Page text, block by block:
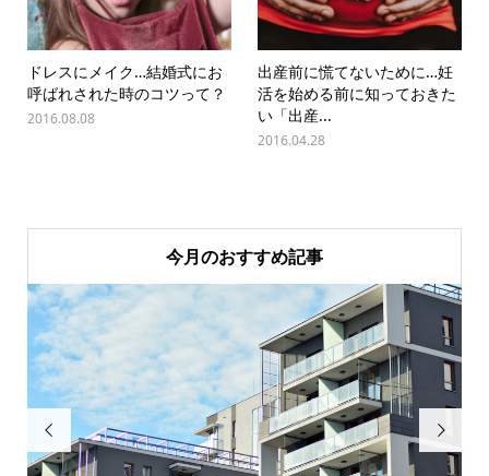
ドレスにメイク…結婚式にお
呼ばれされた時のコツって？
2016.08.08
出産前に慌てないために…妊
活を始める前に知っておきた
い「出産...
2016.04.28
今月のおすすめ記事
 